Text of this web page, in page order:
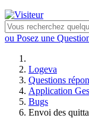
ou Posez une
Logeva
Questions
Application
Bugs
Envoi des